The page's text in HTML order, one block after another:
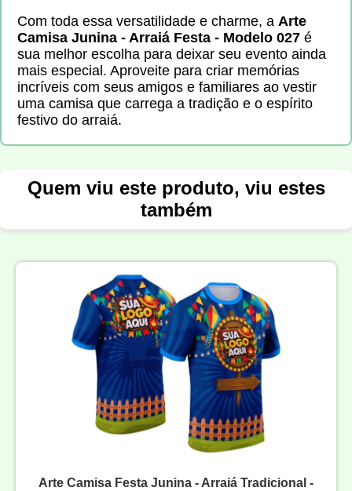
Com toda essa versatilidade e charme, a Arte
Camisa Junina - Arraiá Festa - Modelo 027 é
sua melhor escolha para deixar seu evento ainda
mais especial. Aproveite para criar memórias
incríveis com seus amigos e familiares ao vestir
uma camisa que carrega a tradição e o espírito
festivo do arraiá.
Quem viu este produto, viu estes
também
Arte Camisa Festa Junina - Arraiá Tradicional -